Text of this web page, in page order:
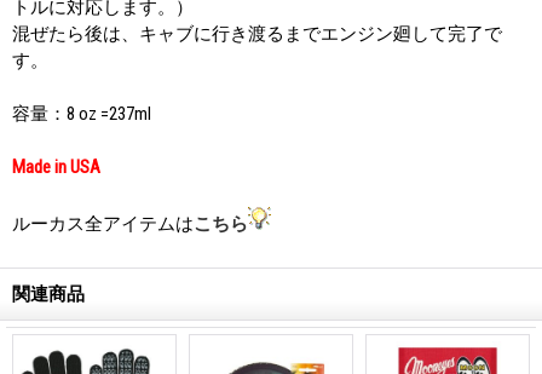
トルに対応します。）
混ぜたら後は、キャブに行き渡るまでエンジン廻して完了で
す。
容量：8 oz =237ml
Made in USA
ルーカス全アイテムはこちら
関連商品